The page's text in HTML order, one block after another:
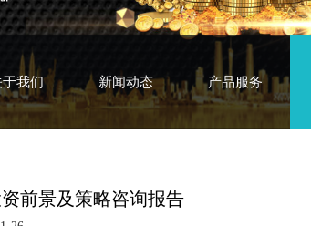
于我们 新闻动态 产品服务
前景及策略咨询报告